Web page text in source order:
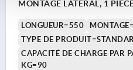
MONTAGE LATÉRAL, 1
LONGUEUR=550
TYPE DE
CAPACITÉ DE CHARGE PAR
KG=90